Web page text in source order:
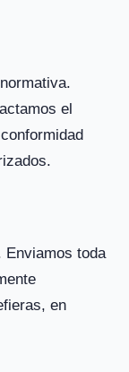
el
Enviamos toda
en